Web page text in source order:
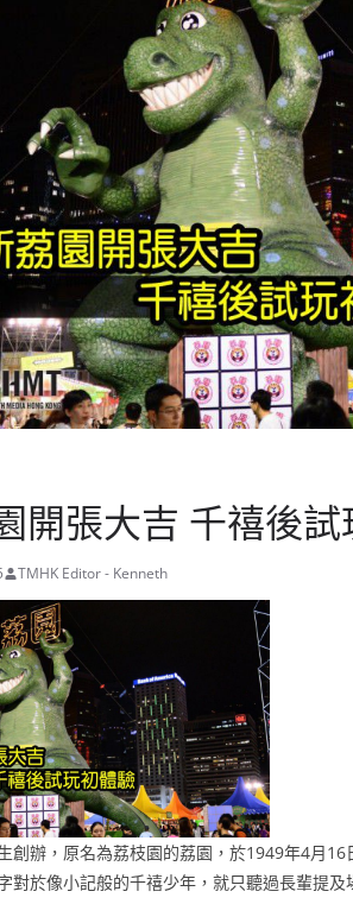
開張大吉 千禧後
TMHK Editor - Kenneth
創辦，原名為荔枝園的荔園，於1949年4月
對於像小記般的千禧少年，就只聽過長輩提